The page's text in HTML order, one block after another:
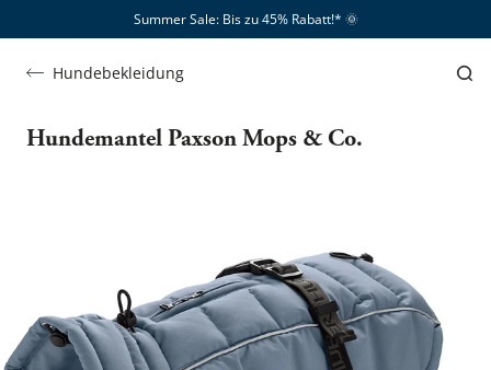
Summer Sale: Bis zu 45% Rabatt!*​ 🌞
Hundebekleidung
Hundemantel Paxson Mops & Co.